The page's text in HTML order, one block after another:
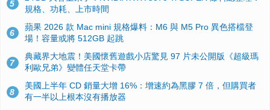
5
規格、功耗、上市時間
6
蘋果 2026 款 Mac mini 規格爆料：M6 與 M5 Pro 異色搭檔登
場！容量或將 512GB 起跳
7
典藏界大地震！美國懷舊遊戲小店驚見 97 片未公開版《超級瑪
利歐兄弟》變體任天堂卡帶
8
美國上半年 CD 銷量大增 16%：增速約為黑膠 7 倍，但購買者
有一半以上根本沒有播放器